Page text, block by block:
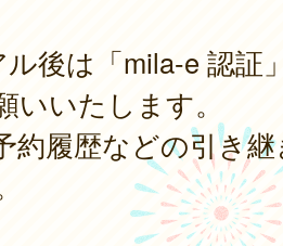
後は「mila-e 認証
いいたします。
約履歴などの引き